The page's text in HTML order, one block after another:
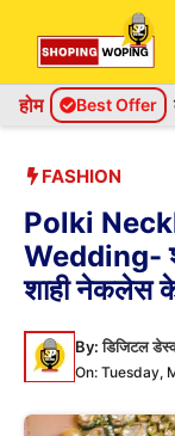
content
होम Best Offer
FASHION
Polki
Wedding-
शाही नेकलेस
By:डिजिटल
On: Tuesday,